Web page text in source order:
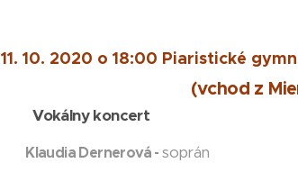
11. 10. 2020 o 18:00 Piaristické
(vchod z
Vokálny koncert
Klaudia Dernerová -soprán